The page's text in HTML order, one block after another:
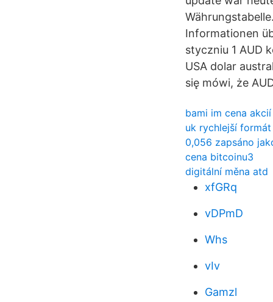
Informationen
styczniu 1 AUD
USA dolar
się mówi, że
bami im cena akcií
uk rychlejší
0,056 zapsáno
cena bitcoinu3
digitální měna atd
xfGRq
vDPmD
Whs
vIv
Gamzl